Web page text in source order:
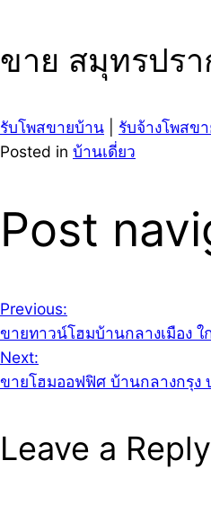
ขาย สมุทรปร
รับโพสขายบ้าน
รับจ้างโพสข
Posted in บ้านเดี่ยว
Post
Previous:
ขายทาวน์โฮมบ้านกลางเมือง
Next:
ขายโฮมออฟฟิศ บ้านกลางกรุง
Leave a Reply